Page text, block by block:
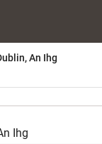
An Ihg